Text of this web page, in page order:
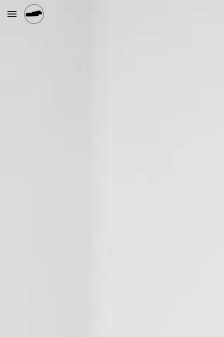
Skip to main content